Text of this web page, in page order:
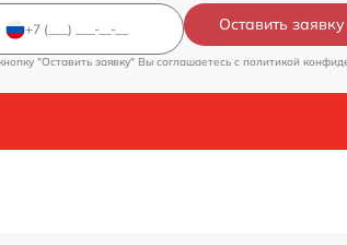
Оставить заявку
"Оставить заявку" Вы соглашаетесь c политикой